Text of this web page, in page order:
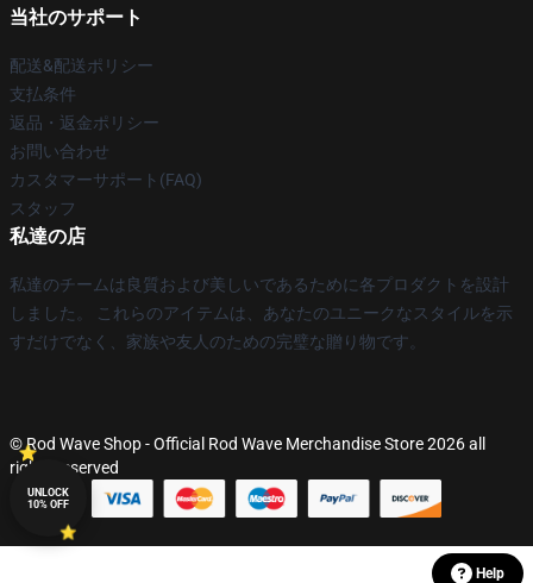
当社のサポート
配送&配送ポリシー
支払条件
返品・返金ポリシー
お問い合わせ
カスタマーサポート(FAQ)
スタッフ
私達の店
私達のチームは良質および美しいであるために各プロダクトを設計
しました。 これらのアイテムは、あなたのユニークなスタイルを示
すだけでなく、家族や友人のための完璧な贈り物です。
© Rod Wave Shop - Official Rod Wave Merchandise Store 2026 all
rights reserved
UNLOCK
10% OFF
Help